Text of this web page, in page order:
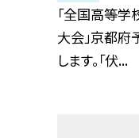
「全国高等学
大会」京都
します。「伏...